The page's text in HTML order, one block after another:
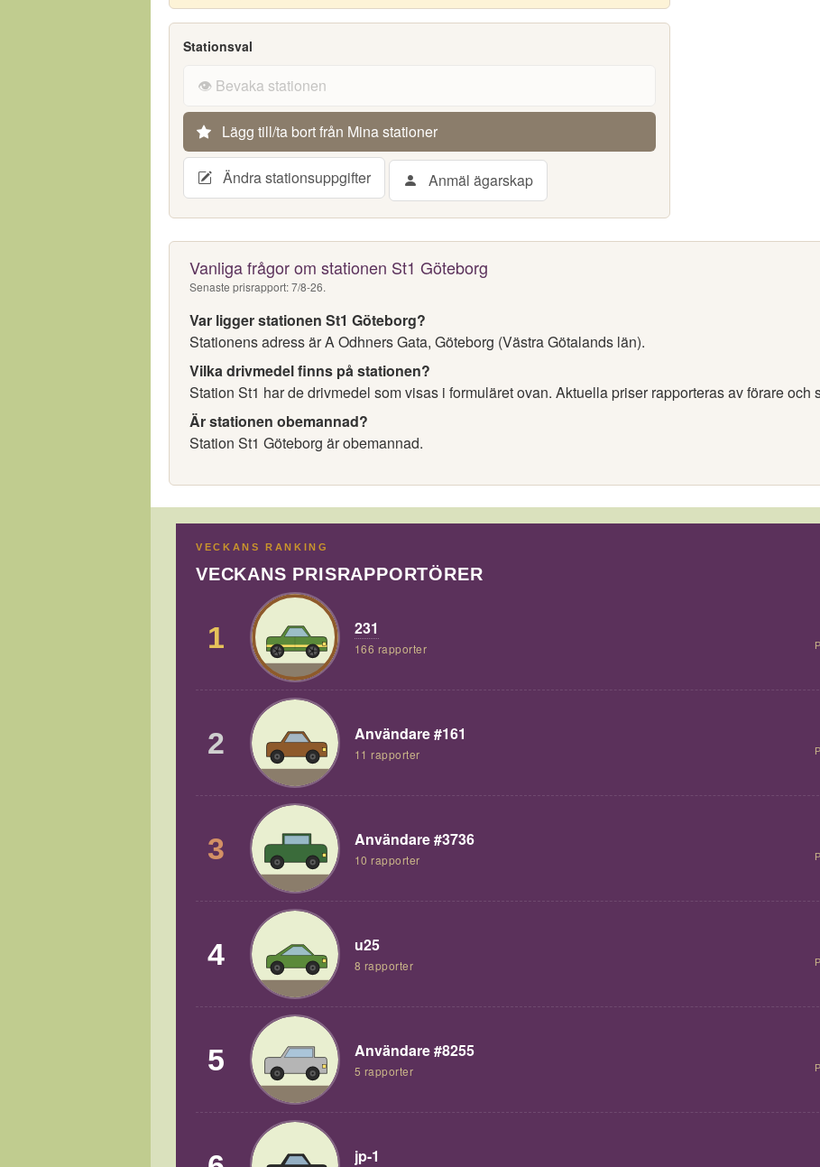
Stationsval
👁️ Bevaka stationen
Lägg till/ta bort från Mina stationer
Ändra stationsuppgifter Anmäl ägarskap
Vanliga frågor om stationen St1 Göteborg
Senaste prisrapport: 7/8-26.
Var ligger stationen St1 Göteborg?
Stationens adress är A Odhners Gata, Göteborg (Västra Götalands län).
Vilka drivmedel finns på stationen?
Station St1 har de drivmedel som visas i formuläret ovan. Aktuella priser rapporteras av förare och
Är stationen obemannad?
Station St1 Göteborg är obemannad.
VECKANS RANKING
VECKANS PRISRAPPORTÖRER
1 231
166 rapporter
2 Användare #161
11 rapporter
3 Användare #3736
10 rapporter
4 u25
8 rapporter
5 Användare #8255
5 rapporter
jp-1